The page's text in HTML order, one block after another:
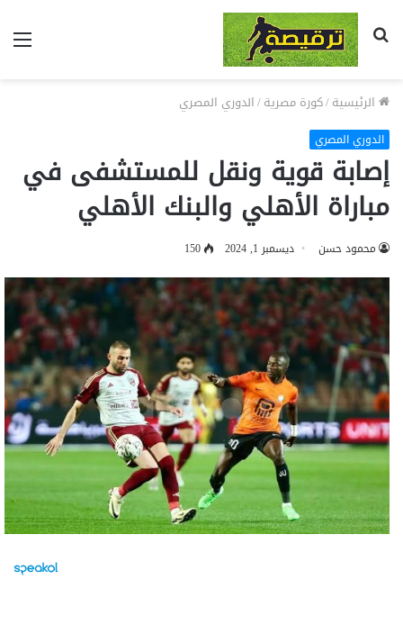
بحث
عن
الرئيسية/كورة مصرية/الدوري المصري
الدوري المصري
إصابة قوية ونقل للمستشفى في
مباراة الأهلي والبنك الأهلي
محمود حسن ديسمبر 1, 2024 150